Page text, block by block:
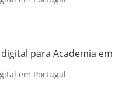
para Academia em
em Portugal